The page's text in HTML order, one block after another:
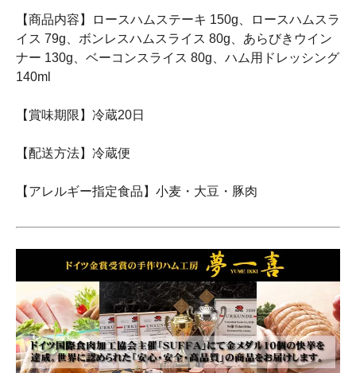
【商品内容】ロースハムステーキ 150g、ロースハムスラ
イス 79g、ボンレスハムスライス 80g、あらびきウイン
ナー 130g、ベーコンスライス 80g、ハム用ドレッシング
140ml
【賞味期限】冷蔵20日
【配送方法】冷蔵便
【アレルギー指定食品】小麦・大豆・豚肉